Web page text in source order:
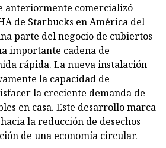
anteriormente comercializó
de Starbucks en América del
parte del negocio de cubiertos
importante cadena de
rápida. La nueva instalación
la capacidad de
la creciente demanda de
en casa. Este desarrollo marca
la reducción de desechos
de una economía circular.